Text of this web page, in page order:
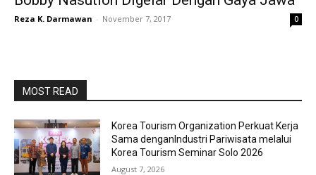
Reza K. Darmawan - November 7, 2017 0
MOST READ
Korea Tourism Organization Perkuat Kerja
Sama denganIndustri Pariwisata melalui
Korea Tourism Seminar Solo 2026
August 7, 2026